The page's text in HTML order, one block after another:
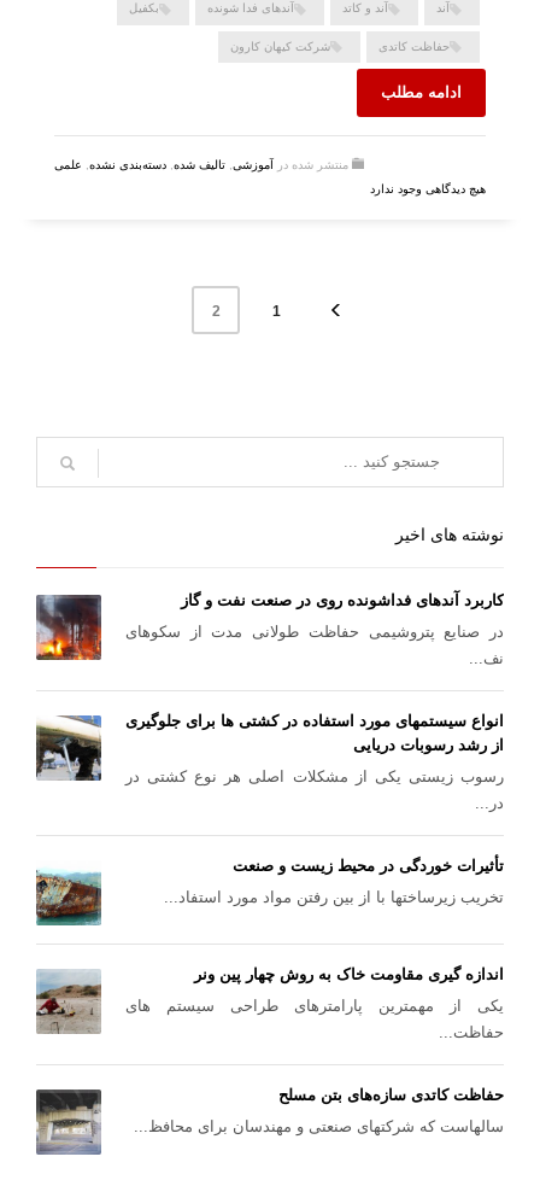
آند آند و کاتد آندهای فدا شونده بکفیل
حفاظت کاتدی شرکت کیهان کارون
ادامه مطلب
منتشر شده در آموزشی تالیف شده دسته‌بندی نشده
علمی
هیچ دیدگاهی وجود ندارد
1
2
نوشته های اخیر
کاربرد آندهای فداشونده روی در صنعت نفت و گاز
در صنایع پتروشیمی حفاظت طولانی مدت از سکوهای
نف...
انواع سیستمهای مورد استفاده در کشتی ها برای جلوگیری
از رشد رسوبات دریایی
رسوب زیستی یکی از مشکلات اصلی هر نوع کشتی در
در...
تأثیرات خوردگی در محیط زیست و صنعت
تخریب زیرساختها با از بین رفتن مواد مورد استفاد...
اندازه گیری مقاومت خاک به روش چهار پین ونر
یکی از مهمترین پارامترهای طراحی سیستم های
حفاظت...
حفاظت کاتدی سازه‌های بتن مسلح
سالهاست که شرکتهای صنعتی و مهندسان برای محافظ...